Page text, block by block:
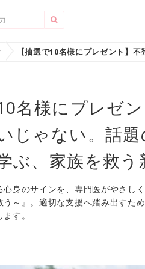
名様にプレゼ
じゃない。話
ぶ、家族を救う
心身のサインを、専門医がやさし
う～』。適切な支援へ踏み出すた
す。